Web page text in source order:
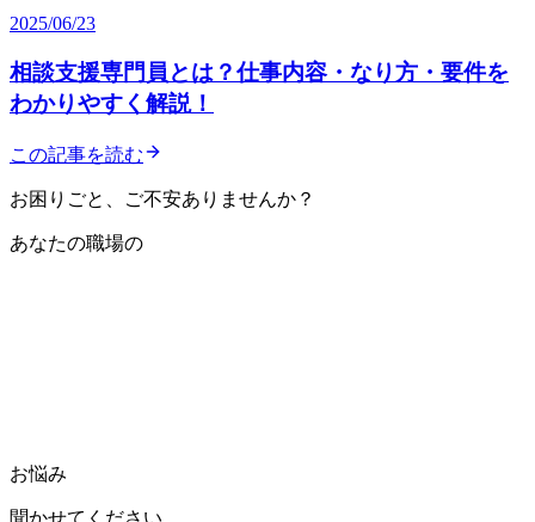
2025/06/23
相談支援専門員とは？仕事内容・なり方・要件を
わかりやすく解説！
この記事を読む
お困りごと、ご不安ありませんか？
あなたの職場の
お悩み
聞かせてください